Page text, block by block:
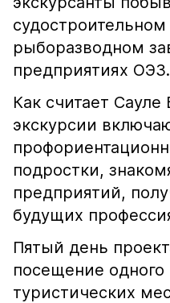
рыборазводном
предприятиях ОЭЗ.
Как считает
экскурсии
подростки,
предприятий,
будущих
Пятый день
посещение
туристических